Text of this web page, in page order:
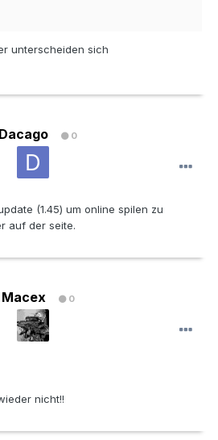
unterscheiden sich
Dacago 0
(1.45) um online spilen zu
auf der seite.
Macex 0
nicht!!